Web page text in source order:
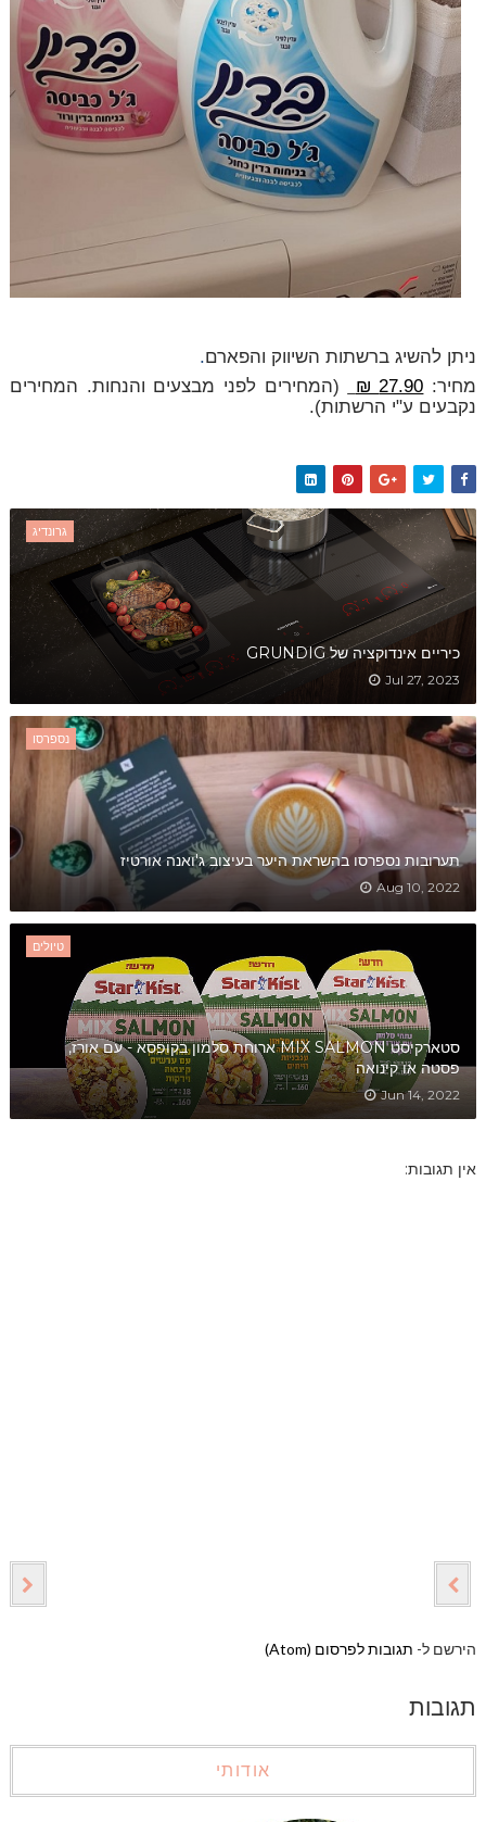
ניתן להשיג ברשתות השיווק והפארם.
מחיר: 27.90 ₪
(המחירים לפני מבצעים והנחות. המחירים
נקבעים ע"י הרשתות).
גרונדיג
כיריים אינדוקציה של GRUNDIG
Jul 27, 2023
נספרסו
תערובות נספרסו בהשראת היער בעיצוב ג'ואנה אורטיז
Aug 10, 2022
טיולים
סטארקיסט MIX SALMON ארוחת סלמון בקופסא - עם אורז,
פסטה או קינואה
Jun 14, 2022
אין תגובות:
הירשם ל- תגובות לפרסום (Atom)
תגובות
אודותי